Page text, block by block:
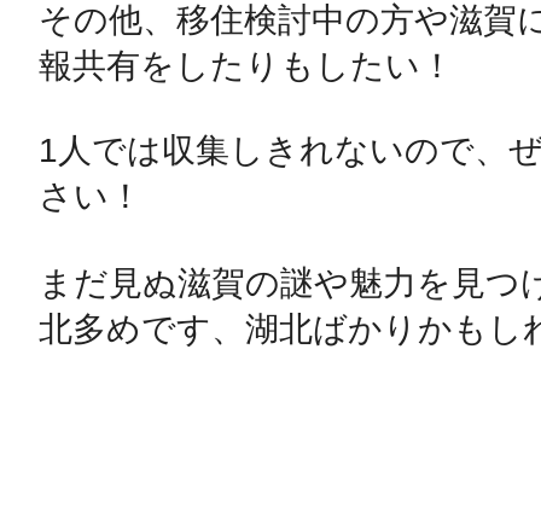
その他、移住検討中の方や滋賀
報共有をしたりもしたい！
1人では収集しきれないので、
さい！
まだ見ぬ滋賀の謎や魅力を見つ
北多めです、湖北ばかりかも